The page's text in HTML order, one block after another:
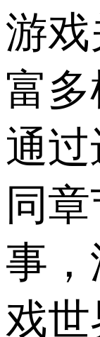
游
富
通
同
事
戏世